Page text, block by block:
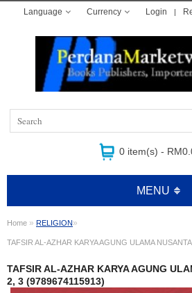
Language Currency Login
0 item(s) -
MENU
Home » RELIGION»
TAFSIR AL-AZHAR KARYA AGUNG ULAMA
TAFSIR AL-AZHAR KARYA AGUNG
2, 3 (9789674115913)